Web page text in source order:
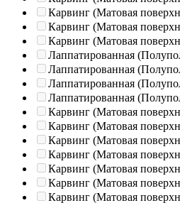
Карвинг (Матовая
Карвинг (Матовая
Карвинг (Матовая
Лаппатированная
Лаппатированная
Лаппатированная
Лаппатированная
Карвинг (Матовая
Карвинг (Матовая
Карвинг (Матовая
Карвинг (Матовая
Карвинг (Матовая
Карвинг (Матовая
Карвинг (Матовая